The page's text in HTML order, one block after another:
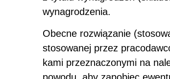
wynagrodzenia.
Obecne rozwiązanie
stosowanej przez
kami przeznaczonymi na